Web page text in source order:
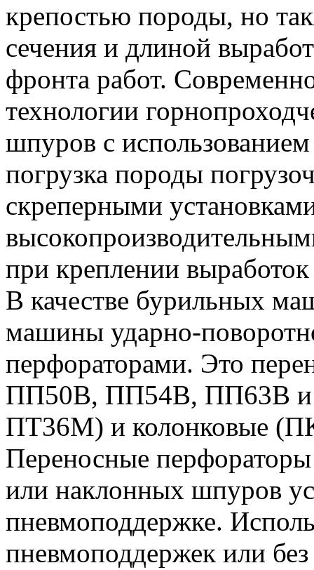
крепостью породы, но
сечения и длиной
фронта работ.
технологии
шпуров с
погрузка породы
скреперными
при креплении
В качестве бурильных
машины ударно-
перфораторами. Это
ПП50В, ПП54В, ПП63В и
ПТ36М) и колонковые
Переносные
или наклонных шпуров
пневмоподдержке.
пневмоподдержек или